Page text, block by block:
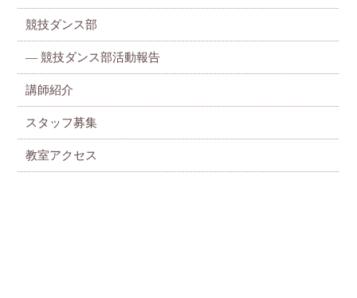
競技ダンス部
— 競技ダンス部活動報告
講師紹介
スタッフ募集
教室アクセス